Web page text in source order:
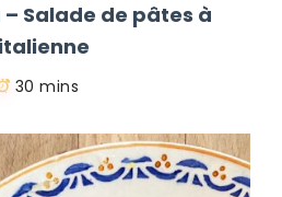
Salade de pâtes à
30 mins